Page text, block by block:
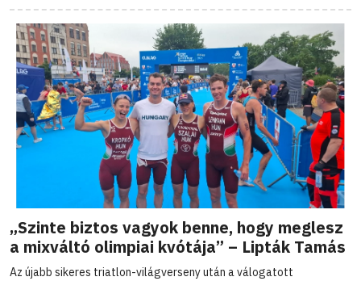
„Szinte biztos vagyok benne, hogy meglesz
a mixváltó olimpiai kvótája” – Lipták Tamás
Az újabb sikeres triatlon-világverseny után a válogatott